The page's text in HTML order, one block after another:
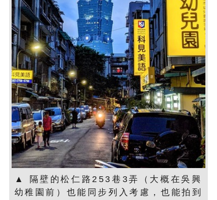
▲ 隔壁的松仁路253巷3弄（大概在吳興
幼稚園前）也能同步列入考慮，也能拍到